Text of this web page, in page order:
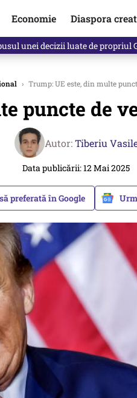
Economie Diaspora
de o colegă. Povestea pilotului
› Trump: UE este, din multe
puncte de
Autor:Tiberiu
Data publicării: 12 Mai 2025
preferată în Google